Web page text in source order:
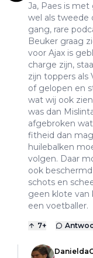
Ja, Paes is
wel als tweede
gang, rare
Beuker graag
voor Ajax is
charge zijn,
zijn toppers als
of gelopen en
wat wij ook
was dan
afgebroken
fitheid dan
huilebalken
volgen. Daar
ook
schots en
geen klote van
een voetballer.
7+